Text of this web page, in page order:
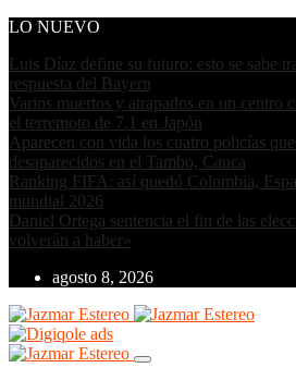
LO NUEVO
Luis Díaz define su futuro: esto se sabe
respuesta del Bayern
Varios muertos y atrapados en un centro
el terremoto de 7.1 en Japón
Aparecen con vida los cuatro policías
desaparecidos en el Tambo, Cauca
Ranking FIFA: así quedó Colombia,
mundial 2026
Daniel Ortega sentencia el fin de las
volverán a haber»
agosto 8, 2026